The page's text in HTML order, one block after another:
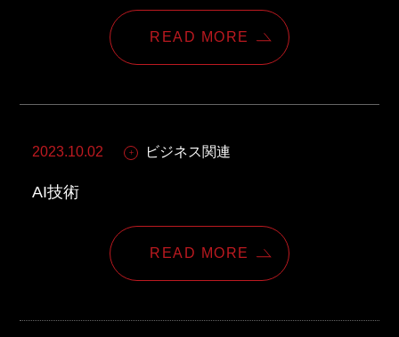
株式会社 東邦アウトフロイデ
株式会社 ワールドパーツ
株式会社 ソナティック
東邦グループの採用情報
東邦グループからのお知らせ
東邦コラム
お問い合わせ
READ MORE
2023.10.02 ビジネス関連
AI技術
READ MORE